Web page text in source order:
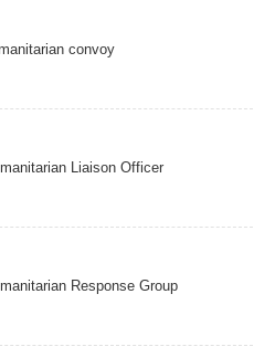
convoy
Liaison Officer
Response Group